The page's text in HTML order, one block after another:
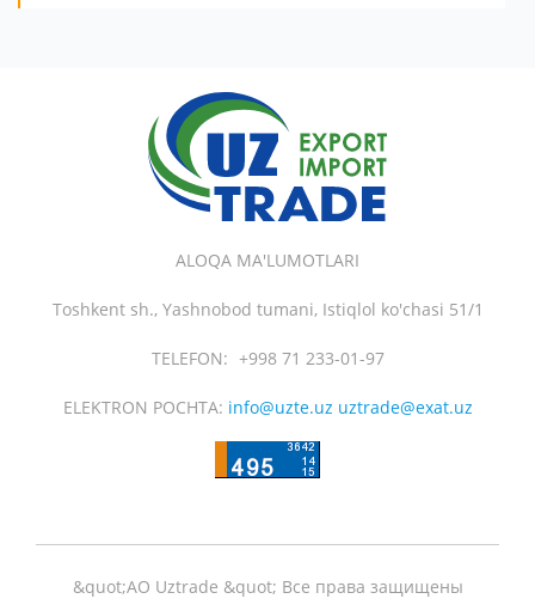
ALOQA MA'LUMOTLARI
Toshkent sh., Yashnobod tumani, Istiqlol ko'chasi 51/1
TELEFON: +998 71 233-01-97
ELEKTRON POCHTA: info@uzte.uz uztrade@exat.uz
&quot;АО Uztrade &quot; Все права защищены